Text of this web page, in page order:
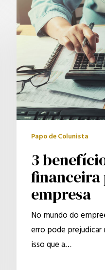
3
benefícios
da
financeira
para
a
sua
empresa
Papo de Colunista
3
financeira
empresa
No mundo do
erro pode
isso que a…